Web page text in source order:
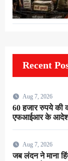
Recent
Aug 7, 2026
60 हजार रुपये की
एफआईआर के आदेश,
Aug 7, 2026
जब लंदन ने माना